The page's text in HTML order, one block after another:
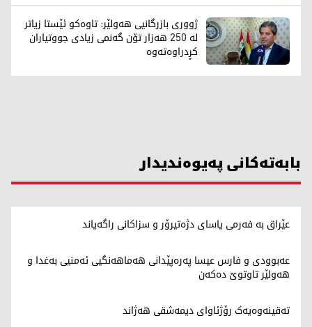
ژووری بازرگانیی هەولێر: تاوەکو ئێستا زیاتر
لە 250 هەزار تۆن گەنمی زیادی جووتیاران
کڕدراوەتەوە
بابەتەکانی پەیوەندیدار
عێراق بە فەرمی یاسای دژەتیرۆر و سزاکانی راگەیاند
عەبوودی و فارس عیسا پەرەپێدانی هەماهەنگیی ئەمنیی بەغدا و
هەولێر تاوتوێ دەکەن
تەقینەوەیەک رۆژئاوای دیمەشقی هەژاند